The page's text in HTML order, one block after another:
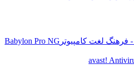
Babylon Pro NG
avast!